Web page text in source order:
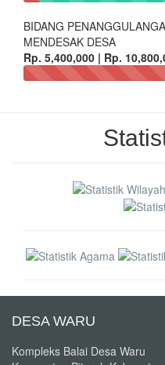
BIDANG
MENDESAK DESA
Rp. 5,400,000 | Rp.
DESA WARU
Kompleks Balai Desa Waru